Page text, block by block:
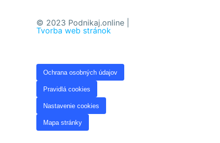
© 2023 Podnikaj.online |
Tvorba web stránok
Ochrana osobných údajov
Pravidlá cookies
Nastavenie cookies
Mapa stránky